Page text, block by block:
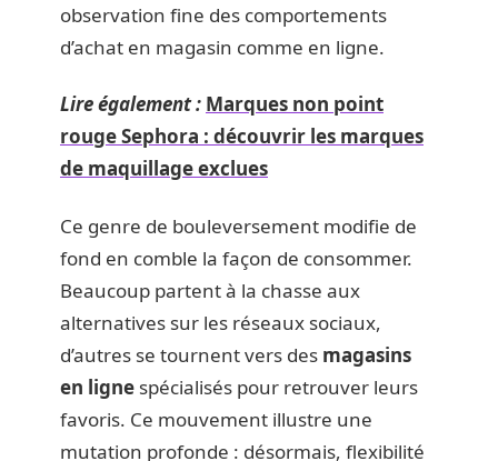
observation fine des comportements
d’achat en magasin comme en ligne.
Lire également : Marques non point
rouge Sephora : découvrir les marques
de maquillage exclues
Ce genre de bouleversement modifie de
fond en comble la façon de consommer.
Beaucoup partent à la chasse aux
alternatives sur les réseaux sociaux,
d’autres se tournent vers des magasins
en ligne spécialisés pour retrouver leurs
favoris. Ce mouvement illustre une
mutation profonde : désormais, flexibilité